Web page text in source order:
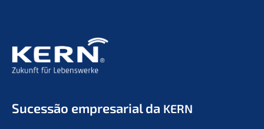
Suces­são empre­sa­ri­al da KERN